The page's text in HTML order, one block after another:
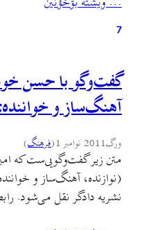
دوم گفت‌وگو کل برنامه را
برنامه را می‌توانید با…
7
گفت‌وگو با حسن
آهنگ‌ساز و
ورگ2011 نوامبر 1 (فرهنگ)
متن زیر گفت‌وگویی‌ست که
نشریه دادگر نقل می‌شود.